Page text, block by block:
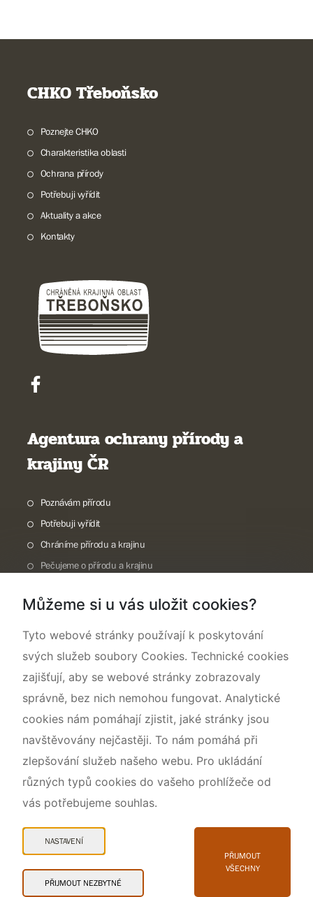
CHKO Třeboňsko
Poznejte CHKO
Charakteristika oblasti
Ochrana přírody
Potřebuji vyřídit
Aktuality a akce
Kontakty
Agentura ochrany přírody a
krajiny ČR
Poznávám přírodu
Potřebuji vyřídit
Chráníme přírodu a krajinu
Pečujeme o přírodu a krajinu
O nás
Snadné čtení
Můžeme si u vás uložit cookies?
Tyto webové stránky používají k poskytování
svých služeb soubory Cookies. Technické cookies
zajišťují, aby se webové stránky zobrazovaly
správně, bez nich nemohou fungovat. Analytické
cookies nám pomáhají zjistit, jaké stránky jsou
navštěvovány nejčastěji. To nám pomáhá při
zlepšování služeb našeho webu. Pro ukládání
různých typů cookies do vašeho prohlížeče od
vás potřebujeme souhlas.
NASTAVENÍ
PŘIJMOUT NEZBYTNÉ
PŘIJMOUT
VŠECHNY